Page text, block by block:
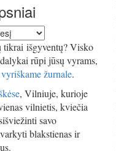
tikrai išgyventų? Visko
rūpi jūsų vyrams,
vyriškame žurnale.
, Vilniuje, kurioje
vilnietis, kviečia
savo
blakstienas ir